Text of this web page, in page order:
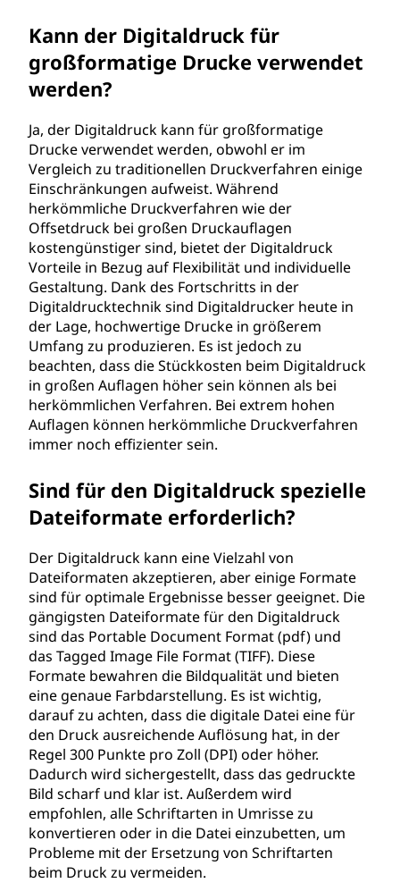
Kann der Digitaldruck für
großformatige Drucke verwendet
werden?
Ja, der Digitaldruck kann für großformatige
Drucke verwendet werden, obwohl er im
Vergleich zu traditionellen Druckverfahren einige
Einschränkungen aufweist. Während
herkömmliche Druckverfahren wie der
Offsetdruck bei großen Druckauflagen
kostengünstiger sind, bietet der Digitaldruck
Vorteile in Bezug auf Flexibilität und individuelle
Gestaltung. Dank des Fortschritts in der
Digitaldrucktechnik sind Digitaldrucker heute in
der Lage, hochwertige Drucke in größerem
Umfang zu produzieren. Es ist jedoch zu
beachten, dass die Stückkosten beim Digitaldruck
in großen Auflagen höher sein können als bei
herkömmlichen Verfahren. Bei extrem hohen
Auflagen können herkömmliche Druckverfahren
immer noch effizienter sein.
Sind für den Digitaldruck spezielle
Dateiformate erforderlich?
Der Digitaldruck kann eine Vielzahl von
Dateiformaten akzeptieren, aber einige Formate
sind für optimale Ergebnisse besser geeignet. Die
gängigsten Dateiformate für den Digitaldruck
sind das Portable Document Format (pdf) und
das Tagged Image File Format (TIFF). Diese
Formate bewahren die Bildqualität und bieten
eine genaue Farbdarstellung. Es ist wichtig,
darauf zu achten, dass die digitale Datei eine für
den Druck ausreichende Auflösung hat, in der
Regel 300 Punkte pro Zoll (DPI) oder höher.
Dadurch wird sichergestellt, dass das gedruckte
Bild scharf und klar ist. Außerdem wird
empfohlen, alle Schriftarten in Umrisse zu
konvertieren oder in die Datei einzubetten, um
Probleme mit der Ersetzung von Schriftarten
beim Druck zu vermeiden.